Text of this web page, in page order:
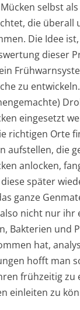
selbst
die überall
Die Idee
dieser
zu
eingesetzt
richtigen Orte
aufstellen, die
anlocken,
später
ganze
nicht nur ihr
Bakterien und
hat,
hofft man
frühzeitig zu
einleiten zu